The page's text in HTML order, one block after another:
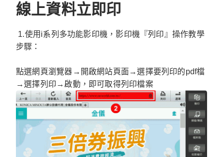
線上資料立即印
1.使用i系列多功能影印機，影印機『列印』操作教學
步驟：
點選網頁瀏覽器→開啟網站頁面→選擇要列印的pdf檔
→選擇列印→啟動，即可取得列印檔案